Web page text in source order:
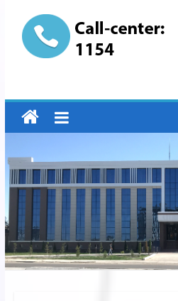
“Buxoro
hududiy
elektr
tarmoqlari
korxonasi”
AJ
“Buxoro
hududiy